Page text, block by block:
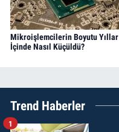
Mikroişlemcilerin Boyutu Yıllar
İçinde Nasıl Küçüldü?
Trend Haberler
1